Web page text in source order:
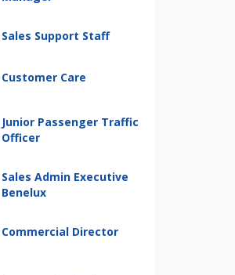
Sales Support Staff
Customer Care
Junior Passenger Traffic
Officer
Sales Admin Executive
Benelux
Commercial Director